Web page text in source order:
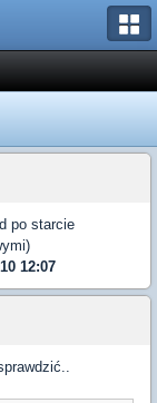
po starcie
12:07